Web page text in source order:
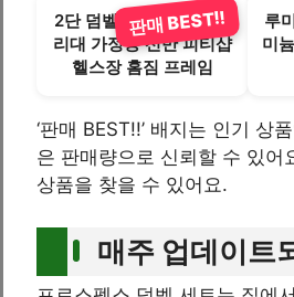
2단 덤벨 거치대 아령 정
리대 가정용 선반 피티샵
헬스장 홈짐 프레임
판매 BEST!!
루
미
‘판매 BEST!!’ 배지는 인기 상
은 판매량으로 신뢰할 수 있어
상품을 찾을 수 있어요.
매주 업데이트